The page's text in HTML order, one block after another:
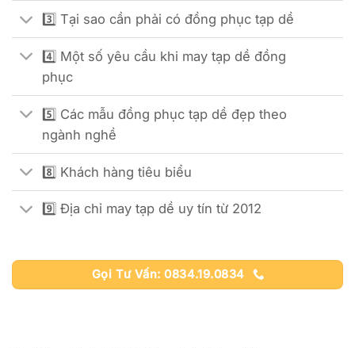
3️⃣ Tại sao cần phải có đồng phục tạp dề
4️⃣ Một số yêu cầu khi may tạp dề đồng
phục
5️⃣ Các mẫu đồng phục tạp dề đẹp theo
ngành nghề
8️⃣ Khách hàng tiêu biểu
9️⃣ Địa chỉ may tạp dề uy tín từ 2012
Gọi Tư Vấn: 0834.19.0834